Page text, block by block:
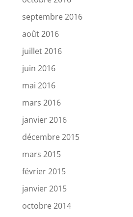
septembre 2016
août 2016
juillet 2016
juin 2016
mai 2016
mars 2016
janvier 2016
décembre 2015
mars 2015
février 2015
janvier 2015
octobre 2014